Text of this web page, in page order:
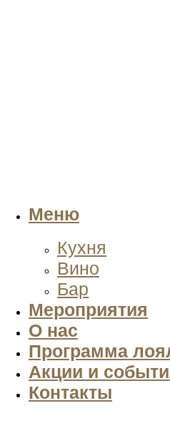
Меню
Кухня
Вино
Бар
Мероприятия
О нас
Программа
Акции и
Контакты